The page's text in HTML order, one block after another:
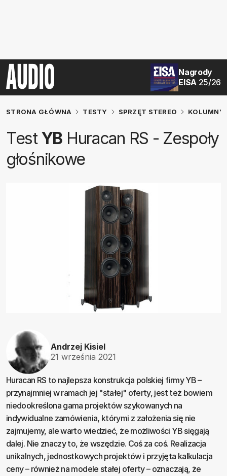
Nagrody
EISA 25/26
STRONA GŁÓWNA TESTY SPRZĘT STEREO KOLUMNY
TestYB Huracan RS - Zespoły
głośnikowe
Andrzej Kisiel
21 września 2021
Huracan RS to najlepsza konstrukcja polskiej firmy YB –
przynajmniej w ramach jej "stałej" oferty, jest też bowiem
niedookreślona gama projektów szykowanych na
indywidualne zamówienia, którymi z założenia się nie
zajmujemy, ale warto wiedzieć, że możliwości YB sięgają
dalej. Nie znaczy to, że wszędzie. Coś za coś. Realizacja
unikalnych, jednostkowych projektów i przyjęta kalkulacja
ceny – również na modele stałej oferty – oznaczają, że